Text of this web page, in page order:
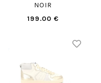
NOIR
199.00 €